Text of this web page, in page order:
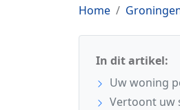
Home
In dit artikel:
Uw woning
Vertoont uw